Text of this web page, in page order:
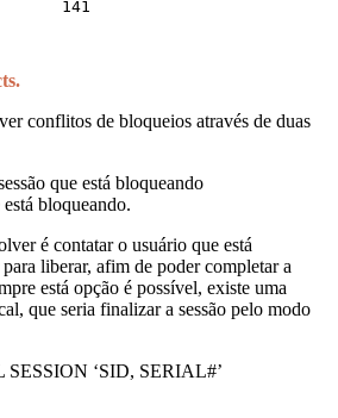
141
conflitos de bloqueios através de duas
que está bloqueando
bloqueando.
é contatar o usuário que está
liberar, afim de poder completar a
está opção é possível, existe uma
que seria finalizar a sessão pelo modo
‘SID, SERIAL#’